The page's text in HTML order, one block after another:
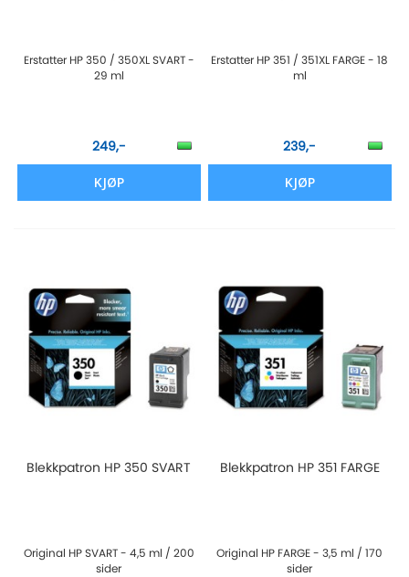
Erstatter HP 350 / 350XL SVART -
29 ml
249,-
KJØP
Erstatter HP 351 / 351XL FARGE - 18
ml
239,-
KJØP
Blekkpatron HP 350 SVART
Original HP SVART - 4,5 ml / 200
sider
Blekkpatron HP 351 FARGE
Original HP FARGE - 3,5 ml / 170
sider